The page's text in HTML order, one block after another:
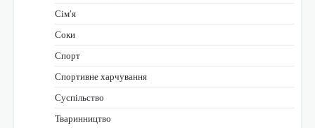
Сім’я
Соки
Спорт
Спортивне харчування
Суспільство
Тваринництво